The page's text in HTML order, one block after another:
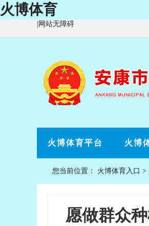
火博体育
网站无障碍
火博体育平台 火博
您当前位置： 火博体育入口 >
愿做群众